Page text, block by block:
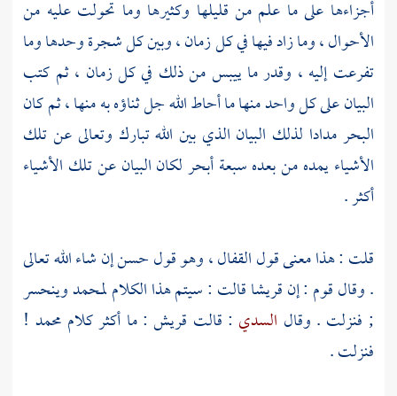
أجزاءها على ما علم من قليلها وكثيرها وما تحولت عليه من
الأحوال ، وما زاد فيها في كل زمان ، وبين كل شجرة وحدها وما
تفرعت إليه ، وقدر ما ييبس من ذلك في كل زمان ، ثم كتب
البيان على كل واحد منها ما أحاط الله جل ثناؤه به منها ، ثم كان
البحر مدادا لذلك البيان الذي بين الله تبارك وتعالى عن تلك
الأشياء يمده من بعده سبعة أبحر لكان البيان عن تلك الأشياء
أكثر .
قلت : هذا معنى قولالقفال، وهو قول حسن إن شاء الله تعالى
. وقال قوم : إنقريشاقالت : سيتم هذا الكلاملمحمدوينحسر
; فنزلت . وقال السدي : قالت قريش : ما أكثر كلام محمد !
فنزلت .